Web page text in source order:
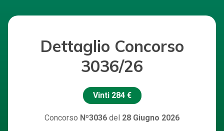
Dettaglio Concorso
3036/26
Vinti 284 €
Concorso Nº3036 del 28 Giugno 2026